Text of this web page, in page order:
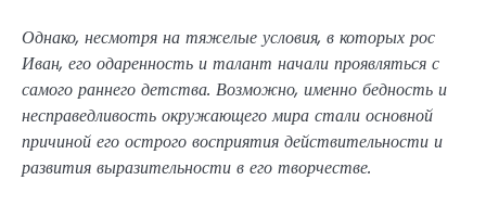
Однако, несмотря на тяжелые условия, в которых рос
Иван, его одаренность и талант начали проявляться с
самого раннего детства. Возможно, именно бедность и
несправедливость окружающего мира стали основной
причиной его острого восприятия действительности и
развития выразительности в его творчестве.